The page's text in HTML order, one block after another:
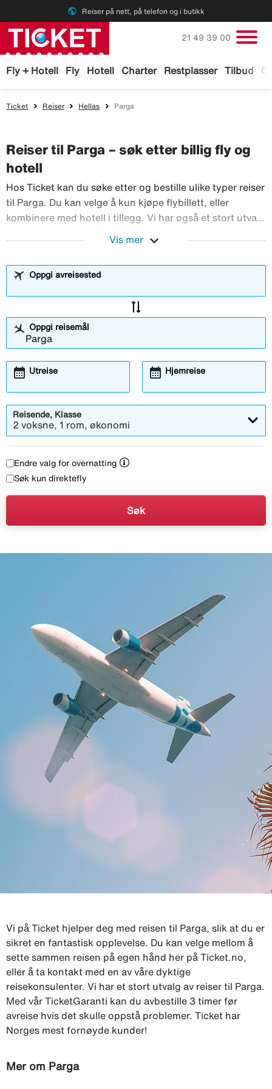
public Reiser på nett, på telefon og i butikk
Fly + Hotell Fly Hotell Charter Restplasser Tilbud
Ring oss på
21 49 39 00
Ticket Reiser Hellas Parga
Reiser til Parga – søk etter billig fly og
hotell
Hos Ticket kan du søke etter og bestille ulike typer reiser
til Parga. Du kan velge å kun kjøpe flybillett, eller
kombinere med hotell i tillegg. Vi har også et stort utvalg
noe skulle skje.
Vis mer expand_more
Oppgi avreisested
sync_alt
Oppgi reisemål
Utreise
calendar_month Hjemreise
calendar_month
Reisende, Klasse
2 voksne, 1 rom, økonomi
Endre valg for overnatting
Søk kun direktefly
Søk
Vi på Ticket hjelper deg med reisen til Parga, slik at du er
sikret en fantastisk opplevelse. Du kan velge mellom å
sette sammen reisen på egen hånd her på Ticket.no,
eller å ta kontakt med en av våre dyktige
reisekonsulenter. Vi har et stort utvalg av reiser til Parga.
Med vår TicketGaranti kan du avbestille 3 timer før
avreise hvis det skulle oppstå problemer. Ticket har
Norges mest fornøyde kunder!
Mer om Parga